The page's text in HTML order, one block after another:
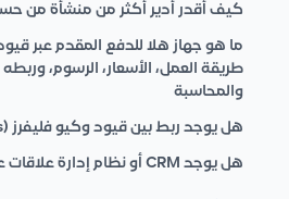
كيف أقدر أدير أكثر من منشأة من
ما هو جهاز هلا للدفع المقدم عبر
طريقة العمل، الأسعار، الرسوم،
والمحاسبة
هل يوجد ربط بين قيود وكيو فليفرز (Q flavours)
هل يوجد CRM أو نظام إدارة علاقات عملاء في قيود